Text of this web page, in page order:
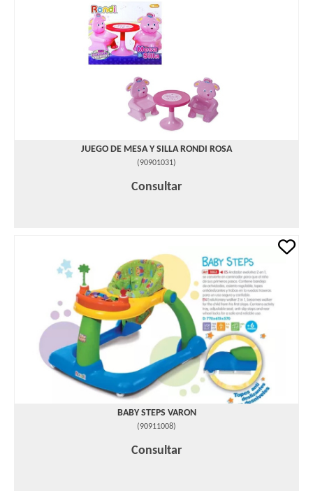
JUEGO DE MESA Y SILLA RONDI ROSA
(90901031)
Consultar
BABY STEPS VARON
(90911008)
Consultar